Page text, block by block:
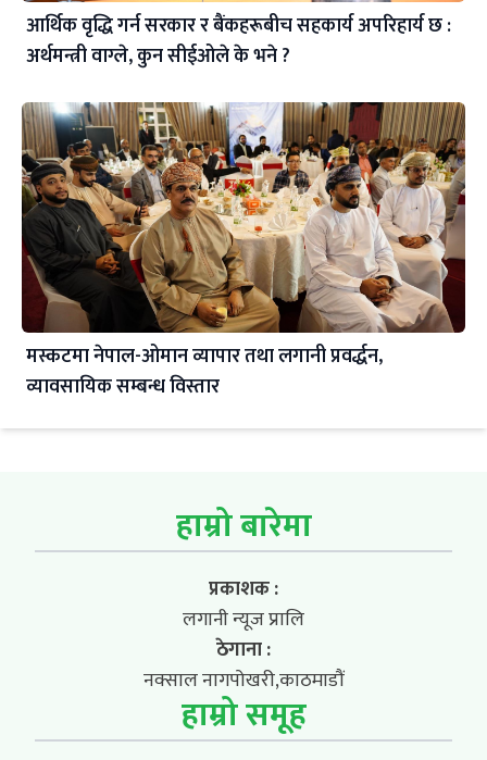
आर्थिक वृद्धि गर्न सरकार र बैंकहरूबीच सहकार्य अपरिहार्य छ :
अर्थमन्त्री वाग्ले, कुन सीईओले के भने ?
मस्कटमा नेपाल-ओमान व्यापार तथा लगानी प्रवर्द्धन,
व्यावसायिक सम्बन्ध विस्तार
हाम्रो बारेमा
प्रकाशक :
लगानी न्यूज प्रालि
ठेगाना :
नक्साल नागपोखरी,काठमाडौं
हाम्रो समूह